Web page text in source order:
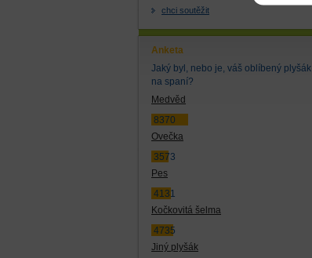
chci soutěžit
Anketa
Jaký byl, nebo je, váš oblíbený plyšák
na spaní?
Medvěd
8370
Ovečka
3573
Pes
4131
Kočkovitá šelma
4735
Jiný plyšák